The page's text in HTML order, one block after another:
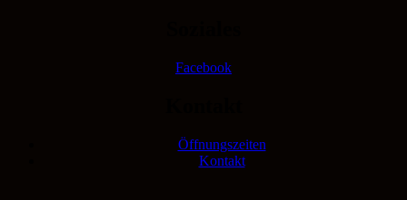
Facebook
Öffnungszeiten
Kontakt